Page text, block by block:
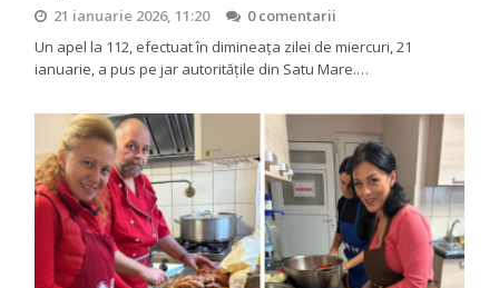
21 ianuarie 2026, 11:20
0 comentarii
Un apel la 112, efectuat în dimineața zilei de miercuri, 21
ianuarie, a pus pe jar autoritățile din Satu Mare.…